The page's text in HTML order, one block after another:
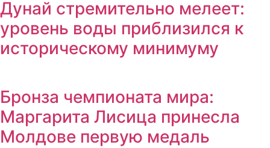
Дунай стремительно мелеет:
уровень воды приблизился к
историческому минимуму
Бронза чемпионата мира:
Маргарита Лисица принесла
Молдове первую медаль